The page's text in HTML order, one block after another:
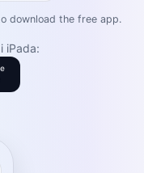
download the free app.
iPada: